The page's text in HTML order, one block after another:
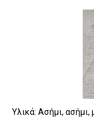
Υλικά: Ασήμι,